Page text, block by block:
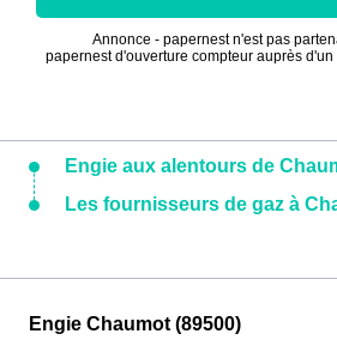
Annonce - papernest n'est pas
papernest d'ouverture compteur auprès
Engie aux alentours de
Les fournisseurs de gaz à
Engie Chaumot (89500)